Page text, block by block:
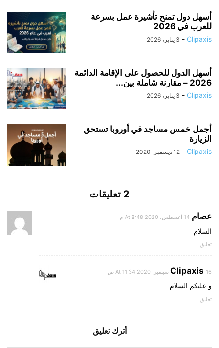
أسهل دول تمنح تأشيرة عمل بسرعة
للعرب في 2026
Clipaxis
- 3 يناير، 2026
أسهل الدول للحصول على الإقامة الدائمة
2026 – مقارنة شاملة بين...
Clipaxis
- 3 يناير، 2026
أجمل خمس مساجد في أوروبا تستحق
الزيارة
Clipaxis
- 12 ديسمبر، 2020
2 تعليقات
عصام 14 أغسطس، 2020 At 8:48 م
السلام
تعليق
Clipaxis 16 سبتمبر، 2020 At 11:34 ص
و عليكم السلام
تعليق
أترك تعليق